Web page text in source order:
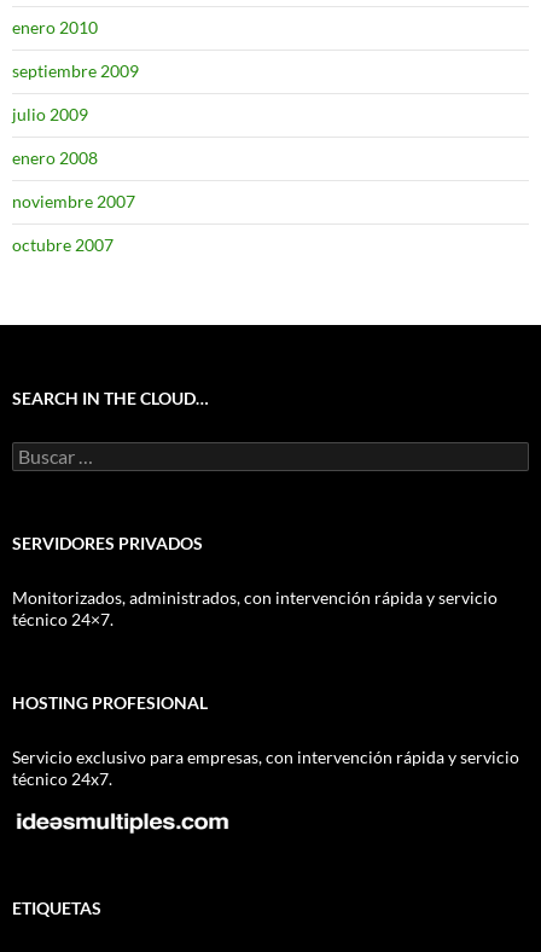
enero 2010
septiembre 2009
julio 2009
enero 2008
noviembre 2007
octubre 2007
SEARCH IN THE CLOUD…
Buscar:
SERVIDORES PRIVADOS
Monitorizados, administrados, con intervención rápida y servicio
técnico 24×7.
HOSTING PROFESIONAL
Servicio exclusivo para empresas, con intervención rápida y servicio
técnico 24x7.
ETIQUETAS